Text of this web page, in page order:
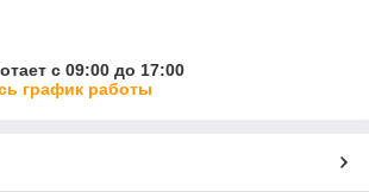
с 09:00 до 17:00
график работы